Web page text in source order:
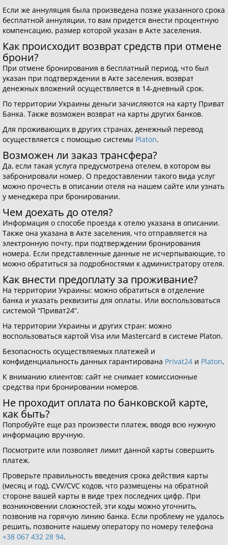
Если же аннуляция была произведена позже указанного срока
бесплатной аннуляции, то вам придется внести процентную
компенсацию, размер которой указан в Акте заселения.
Как происходит возврат средств при отмене
брони?
При отмене бронирования в бесплатный период, что был
указан при подтверждении в Акте заселения, возврат
денежных вложений осуществляется в 14-дневный срок.
По территории Украины деньги зачисляются на карту Приват
Банка. Также возможен возврат на карты других банков.
Для проживающих в других странах, денежный перевод
осуществляется с помощью системы Platon.
Возможен ли заказ трансфера?
Да, если такая услуга предусмотрена отелем, в котором вы
забронировали номер. О предоставлении такого вида услуг
можно прочесть в описании отеля на нашем сайте или узнать
у менеджера при бронировании.
Чем доехать до отеля?
Информация о способе проезда к отелю указана в описании.
Также она указана в Акте заселения, что отправляется на
электронную почту, при подтверждении бронирования
номера. Если представленные данные не исчерпывающие, то
можно обратиться за подробностями к администратору отеля.
Как внести предоплату за проживание?
На территории Украины: можно обратиться в отделение
банка и указать реквизиты для оплаты. Или воспользоваться
системой “Приват24”.
На территории Украины и других стран: можно
воспользоваться картой Visa или Mastercard в системе Platon.
Безопасность осуществляемых платежей и
конфиденциальность данных гарантирована Privat24 и Platon.
К вниманию клиентов: сайт не снимает комиссионные
средства при бронировании номеров.
Не проходит оплата по банковской карте,
как быть?
Попробуйте еще раз произвести платеж, вводя всю нужную
информацию вручную.
Посмотрите или позволяет лимит данной карты совершить
платеж.
Проверьте правильность введения срока действия карты
(месяц и год), CVV/CVC кодов, что размещены на обратной
стороне вашей карты в виде трех последних цифр. При
возникновении сложностей, эти коды можно уточнить,
позвонив на горячую линию банка. Если проблему не удалось
решить, позвоните нашему оператору по номеру телефона
+38 067 432 28 94.